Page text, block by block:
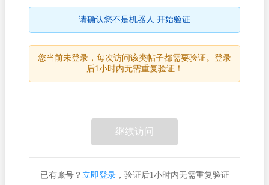
请确认您不是机器人 开始验证
您当前未登录，每次访问该类帖子都需要验证。登录
后1小时内无需重复验证！
继续访问
已有账号？ 立即登录，验证后1小时内无需重复验证